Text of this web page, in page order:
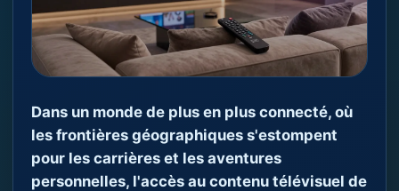
Dans un monde de plus en plus connecté, où
les frontières géographiques s'estompent
pour les carrières et les aventures
personnelles, l'accès au contenu télévisuel de